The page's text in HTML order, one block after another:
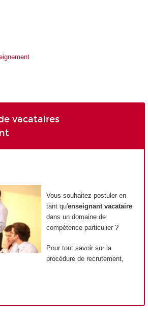
vacataires
Vous souhaitez postuler en
tant qu'enseignant vacataire
dans un domaine de
compétence particulier ?
Pour tout savoir sur la
procédure de recrutement,